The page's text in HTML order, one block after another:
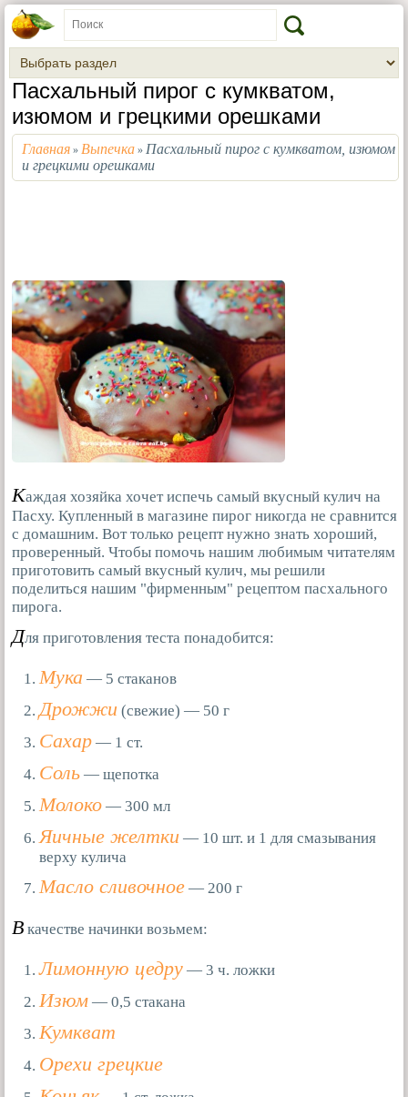
Пасхальный пирог с кумкватом,
изюмом и грецкими орешками
Главная » Выпечка » Пасхальный пирог с кумкватом, изюмом
и грецкими орешками
Каждая хозяйка хочет испечь самый вкусный кулич на
Пасху. Купленный в магазине пирог никогда не сравнится
с домашним. Вот только рецепт нужно знать хороший,
проверенный. Чтобы помочь нашим любимым читателям
приготовить самый вкусный кулич, мы решили
поделиться нашим "фирменным" рецептом пасхального
пирога.
Для приготовления теста понадобится:
Мука — 5 стаканов
Дрожжи (свежие) — 50 г
Сахар — 1 ст.
Соль — щепотка
Молоко — 300 мл
Яичные желтки — 10 шт. и 1 для смазывания
верху кулича
Масло сливочное — 200 г
В качестве начинки возьмем:
Лимонную цедру — 3 ч. ложки
Изюм — 0,5 стакана
Кумкват
Орехи грецкие